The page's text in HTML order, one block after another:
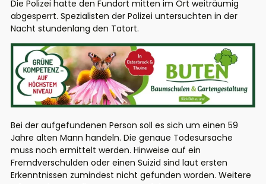
Die Polizei hatte den Fundort mitten im Ort weiträumig
abgesperrt. Spezialisten der Polizei untersuchten in der
Nacht stundenlang den Tatort.
Bei der aufgefundenen Person soll es sich um einen 59
Jahre alten Mann handeln. Die genaue Todesursache
muss noch ermittelt werden. Hinweise auf ein
Fremdverschulden oder einen Suizid sind laut ersten
Erkenntnissen zumindest nicht gefunden worden. Weitere